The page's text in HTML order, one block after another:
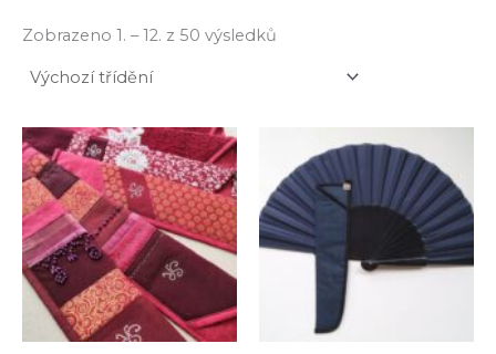
Zobrazeno 1. – 12. z 50 výsledků